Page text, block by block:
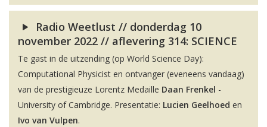
Radio Weetlust // donderdag 10
november 2022 // aflevering 314: SCIENCE
Te gast in de uitzending (op World Science Day):
Computational Physicist en ontvanger (eveneens vandaag)
van de prestigieuze Lorentz Medaille Daan Frenkel -
University of Cambridge. Presentatie: Lucien Geelhoed en
Ivo van Vulpen.